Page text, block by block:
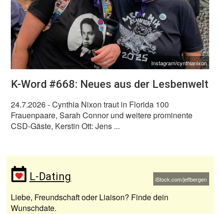
Instagram/cynthianixon
K-Word #668: Neues aus der Lesbenwelt
24.7.2026- Cynthia Nixon traut in Florida 100
Frauenpaare, Sarah Connor und weitere prominente
CSD-Gäste, Kerstin Ott: Jens ...
L-Dating iStock.com/jeffbergen
Liebe, Freundschaft oder Liaison? Finde dein
Wunschdate.